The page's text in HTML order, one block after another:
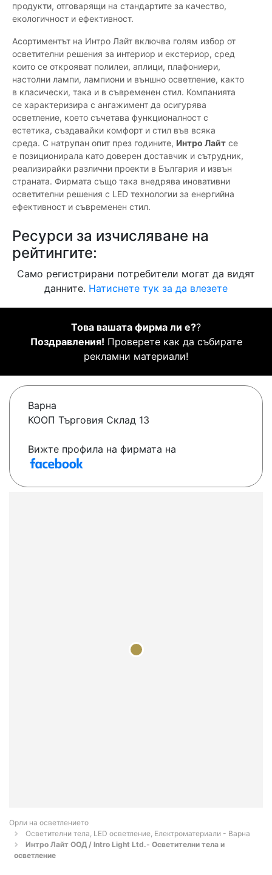
продукти, отговарящи на стандартите за качество,
екологичност и ефективност.
Асортиментът на Интро Лайт включва голям избор от
осветителни решения за интериор и екстериор, сред
които се открояват полилеи, аплици, плафониери,
настолни лампи, лампиони и външно осветление, както
в класически, така и в съвременен стил. Компанията
се характеризира с ангажимент да осигурява
осветление, което съчетава функционалност с
естетика, създавайки комфорт и стил във всяка
среда. С натрупан опит през годините, Интро Лайт се
е позиционирала като доверен доставчик и сътрудник,
реализирайки различни проекти в България и извън
страната. Фирмата също така внедрява иновативни
осветителни решения с LED технологии за енергийна
ефективност и съвременен стил.
Ресурси за изчисляване на
рейтингите:
Само регистрирани потребители могат да видят
данните. Натиснете тук за да влезете
Това вашата фирма ли е??
Поздравления! Проверете как да събирате
рекламни материали!
Варна
КООП Търговия Склад 13
Вижте профила на фирмата на
Орли на осветлението
Осветителни тела, LED осветление, Електроматериали - Варна
Интро Лайт ООД / Intro Light Ltd.- Осветителни тела и
осветление